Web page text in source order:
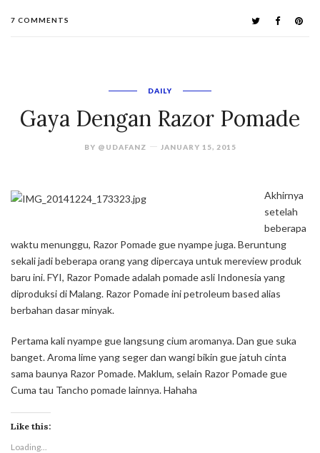
7 COMMENTS
DAILY
Gaya Dengan Razor Pomade
BY @UDAFANZ JANUARY 15, 2015
Akhirnya
setelah
beberapa
waktu menunggu, Razor Pomade gue nyampe juga. Beruntung
sekali jadi beberapa orang yang dipercaya untuk mereview produk
baru ini. FYI, Razor Pomade adalah pomade asli Indonesia yang
diproduksi di Malang. Razor Pomade ini petroleum based alias
berbahan dasar minyak.
Pertama kali nyampe gue langsung cium aromanya. Dan gue suka
banget. Aroma lime yang seger dan wangi bikin gue jatuh cinta
sama baunya Razor Pomade. Maklum, selain Razor Pomade gue
Cuma tau Tancho pomade lainnya. Hahaha
Like this:
Loading...